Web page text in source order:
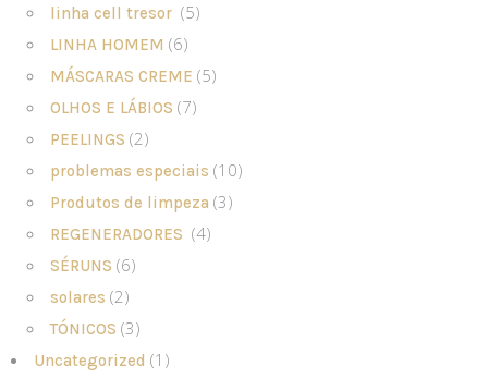
linha cell tresor (5)
LINHA HOMEM (6)
MÁSCARAS CREME (5)
OLHOS E LÁBIOS (7)
PEELINGS (2)
problemas especiais (10)
Produtos de limpeza (3)
REGENERADORES (4)
SÉRUNS (6)
solares (2)
TÓNICOS (3)
Uncategorized (1)